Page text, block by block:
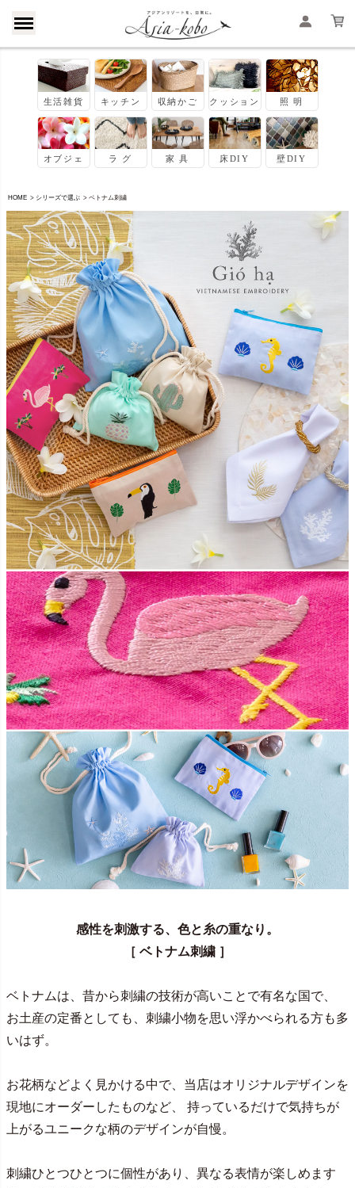
HOME シリーズで選ぶ ベトナム刺繍
感性を刺激する、色と糸の重なり。
［ ベトナム刺繍 ］
ベトナムは、昔から刺繍の技術が高いことで有名な国で、
お土産の定番としても、刺繍小物を思い浮かべられる方も多
いはず。
お花柄などよく見かける中で、当店はオリジナルデザインを
現地にオーダーしたものなど、 持っているだけで気持ちが
上がるユニークな柄のデザインが自慢。
刺繍ひとつひとつに個性があり、異なる表情が楽しめます